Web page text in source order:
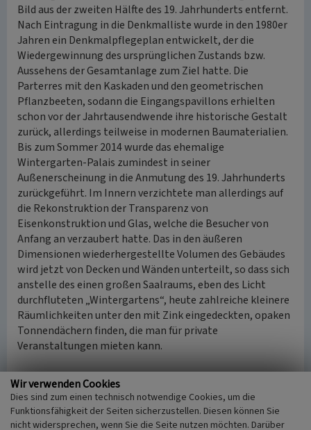
Bild aus der zweiten Hälfte des 19. Jahrhunderts entfernt.
Nach Eintragung in die Denkmalliste wurde in den 1980er
Jahren ein Denkmalpflegeplan entwickelt, der die
Wiedergewinnung des ursprünglichen Zustands bzw.
Aussehens der Gesamtanlage zum Ziel hatte. Die
Parterres mit den Kaskaden und den geometrischen
Pflanzbeeten, sodann die Eingangspavillons erhielten
schon vor der Jahrtausendwende ihre historische Gestalt
zurück, allerdings teilweise in modernen Baumaterialien.
Bis zum Sommer 2014 wurde das ehemalige
Wintergarten-Palais zumindest in seiner
Außenerscheinung in die Anmutung des 19. Jahrhunderts
zurückgeführt. Im Innern verzichtete man allerdings auf
die Rekonstruktion der Transparenz von
Eisenkonstruktion und Glas, welche die Besucher von
Anfang an verzaubert hatte. Das in den äußeren
Dimensionen wiederhergestellte Volumen des Gebäudes
wird jetzt von Decken und Wänden unterteilt, so dass sich
anstelle des einen großen Saalraums, eben des Licht
durchfluteten „Wintergartens“, heute zahlreiche kleinere
Räumlichkeiten unter den mit Zink eingedeckten, opaken
Tonnendächern finden, die man für private
Veranstaltungen mieten kann.
Hinweise
Das Objekt „Palais Flora in Riehl“ ist ein eingetragenes
Baudenkmal (LVR-Amt für Denkmalpflege im Rheinland,
Datenbank-Nr. 72639 / Denkmalliste der Stadt Köln,
Wir verwenden Cookies
Dies sind zum einen technisch notwendige Cookies, um die
Funktionsfähigkeit der Seiten sicherzustellen. Diesen können Sie
nicht widersprechen, wenn Sie die Seite nutzen möchten. Darüber